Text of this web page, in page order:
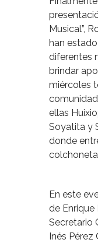
Musical”,
han
diferentes
brindar
miércoles
ellas
Soyatita y
donde
En este
de Enrique
Secretario
Inés Pérez